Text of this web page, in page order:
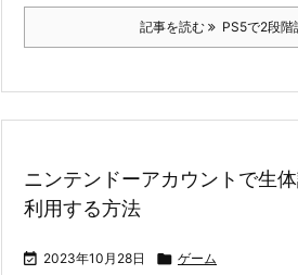
記事を読む PS5で2段階
ニンテンドーアカウントで生
利用する方法
 2023年10月28日  ゲーム